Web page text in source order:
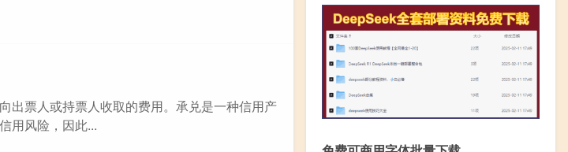
出票人或持票人收取的费用。承兑是一种信用产
用风险，因此...